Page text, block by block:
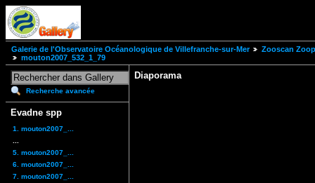
Galerie de l'Observatoire Océanologique de Villefranche-sur-Mer
Zooscan
mouton2007_532_1_79
Recherche avancée
Evadne spp
1. mouton2007_...
5. mouton2007_...
6. mouton2007_...
7. mouton2007_...
Diaporama